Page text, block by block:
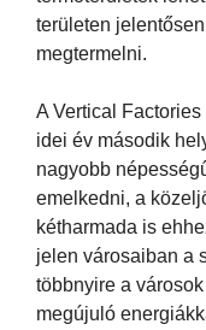
területen
megtermelni.
A Vertical
idei év második
nagyobb
emelkedni, a
kétharmada is
jelen városaiban a
többnyire a
megújuló